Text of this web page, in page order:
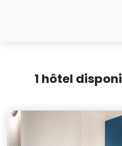
1 hôtel